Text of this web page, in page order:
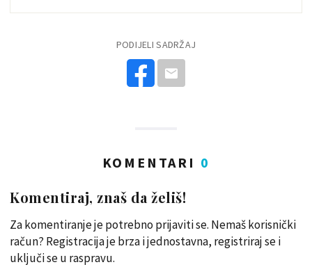
PODIJELI SADRŽAJ
KOMENTARI 0
Komentiraj, znaš da želiš!
Za komentiranje je potrebno prijaviti se. Nemaš korisnički
račun? Registracija je brza i jednostavna, registriraj se i
uključi se u raspravu.